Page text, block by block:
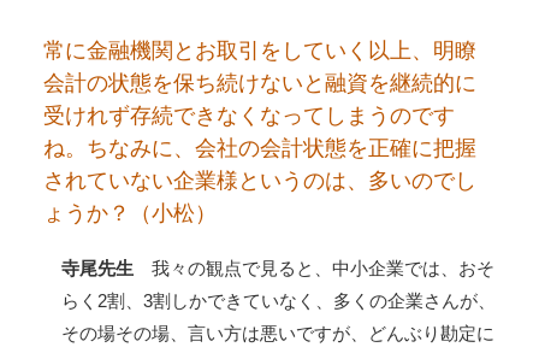
常に金融機関とお取引をしていく以上、明瞭
会計の状態を保ち続けないと融資を継続的に
受けれず存続できなくなってしまうのです
ね。ちなみに、会社の会計状態を正確に把握
されていない企業様というのは、多いのでし
ょうか？（小松）
寺尾先生
我々の観点で見ると、中小企業では、おそ
らく2割、3割しかできていなく、多くの企業さんが、
その場その場、言い方は悪いですが、どんぶり勘定に